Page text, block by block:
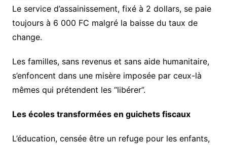
Le service d’assainissement, fixé à 2 dollars, se paie
toujours à 6 000 FC malgré la baisse du taux de
change.
Les familles, sans revenus et sans aide humanitaire,
s’enfoncent dans une misère imposée par ceux-là
mêmes qui prétendent les “libérer”.
Les écoles transformées en guichets fiscaux
L’éducation, censée être un refuge pour les enfants,